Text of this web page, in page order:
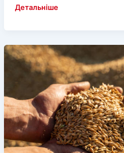
Волонтери
людей
з
Бериславщини
Детальніше